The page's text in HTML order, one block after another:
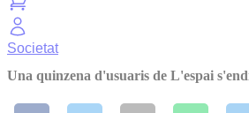
Societat
Una quinzena d'usuaris de L'espai